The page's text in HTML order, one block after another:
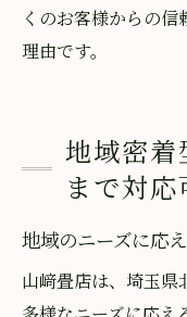
異業種と
くのお客様からの
理由です。
地域密
まで対
地域のニーズに応
山﨑畳店は、埼玉県